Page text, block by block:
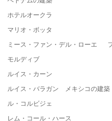
ホテルオークラ
マリオ・ボッタ
ミース・ファン・デル・ローエ
モルディブ
ルイス・カーン
ルイス・バラガン メキシコの建築
ル・コルビジェ
レム・コール・ハース